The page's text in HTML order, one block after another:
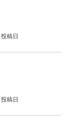
投稿日
投稿日